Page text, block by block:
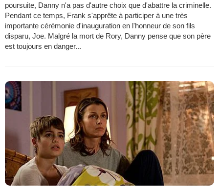
poursuite, Danny n'a pas d'autre choix que d'abattre la criminelle.
Pendant ce temps, Frank s'apprête à participer à une très
importante cérémonie d'inauguration en l'honneur de son fils
disparu, Joe. Malgré la mort de Rory, Danny pense que son père
est toujours en danger...